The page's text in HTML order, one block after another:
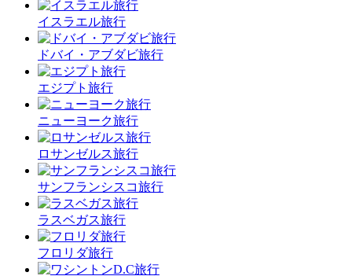
イスラエル旅行
ドバイ・アブダビ旅行
エジプト旅行
ニューヨーク旅行
ロサンゼルス旅行
サンフランシスコ旅行
ラスベガス旅行
フロリダ旅行